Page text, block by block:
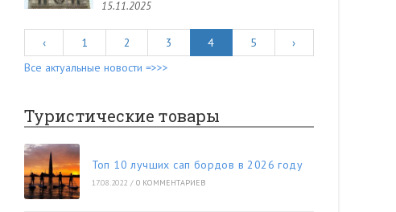
15.11.2025
‹ 1 2 3 4 5
›
Все актуальные новости =>>>
Туристические товары
Топ 10 лучших сап бордов в 2026 году
17.08.2022 / 0 КОММЕНТАРИЕВ